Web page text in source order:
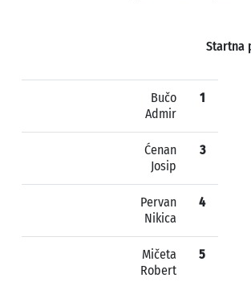
Startna
Bučo
Admir
1
Ćenan
Josip
3
Pervan
Nikica
4
Mičeta
Robert
5